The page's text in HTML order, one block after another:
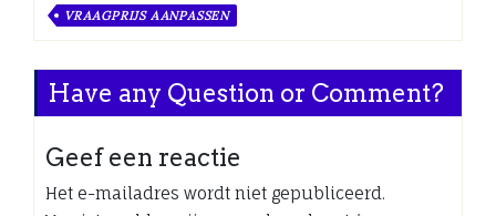
VRAAGPRIJS AANPASSEN
Have any Question or Comment?
Geef een reactie
Het e-mailadres wordt niet gepubliceerd.